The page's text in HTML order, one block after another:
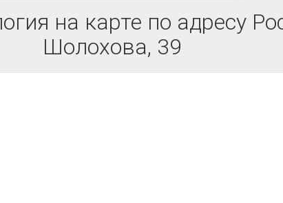
на карте по адресу
Шолохова, 39